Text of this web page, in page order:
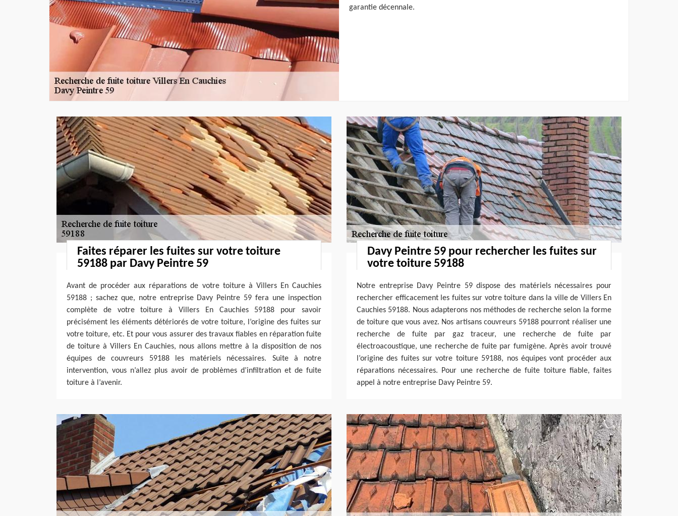
garantie décennale.
Faites réparer les fuites sur votre toiture
59188 par Davy Peintre 59
Avant de procéder aux réparations de votre toiture à Villers En Cauchies
59188 ; sachez que, notre entreprise Davy Peintre 59 fera une inspection
complète de votre toiture à Villers En Cauchies 59188 pour savoir
précisément les éléments détériorés de votre toiture, l’origine des fuites sur
votre toiture, etc. Et pour vous assurer des travaux fiables en réparation fuite
de toiture à Villers En Cauchies, nous allons mettre à la disposition de nos
équipes de couvreurs 59188 les matériels nécessaires. Suite à notre
intervention, vous n’allez plus avoir de problèmes d’infiltration et de fuite
toiture à l’avenir.
Davy Peintre 59 pour rechercher les fuites sur
votre toiture 59188
Notre entreprise Davy Peintre 59 dispose des matériels nécessaires pour
rechercher efficacement les fuites sur votre toiture dans la ville de Villers En
Cauchies 59188. Nous adapterons nos méthodes de recherche selon la forme
de toiture que vous avez. Nos artisans couvreurs 59188 pourront réaliser une
recherche de fuite par gaz traceur, une recherche de fuite par
électroacoustique, une recherche de fuite par fumigène. Après avoir trouvé
l’origine des fuites sur votre toiture 59188, nos équipes vont procéder aux
réparations nécessaires. Pour une recherche de fuite toiture fiable, faites
appel à notre entreprise Davy Peintre 59.